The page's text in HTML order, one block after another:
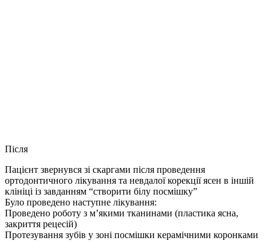
Після
Пацієнт звернувся зі скаргами після проведення
ортодонтичного лікування та невдалої корекції ясен в іншій
клініці із завданням “створити білу посмішку”
Було проведено наступне лікування:
Проведено роботу з м’якими тканинами (пластика ясна,
закриття рецесій)
Протезування зубів у зоні посмішки керамічними коронками